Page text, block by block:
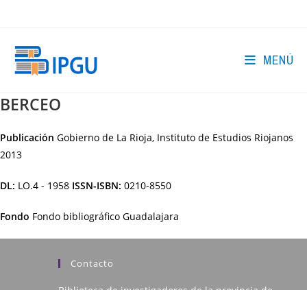
MENÚ
BERCEO
Publicación Gobierno de La Rioja, Instituto de Estudios Riojanos
2013
DL: LO.4 - 1958 ISSN-ISBN: 0210-8550
Fondo Fondo bibliográfico Guadalajara
Contacto